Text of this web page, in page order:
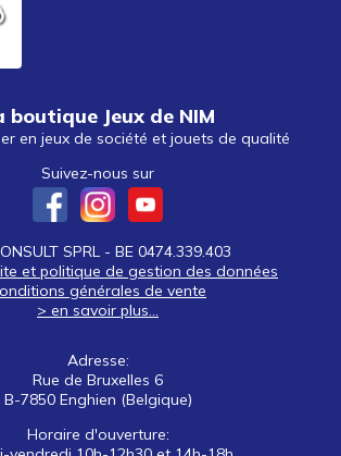
boutique Jeux de NIM
en jeux de société et jouets de qualité
Suivez-nous sur
SPRL - BE 0474.339.403
et politique de gestion des données
générales de vente
> en savoir plus...
Adresse:
Rue de Bruxelles 6
B-7850 Enghien (Belgique)
Horaire d'ouverture: